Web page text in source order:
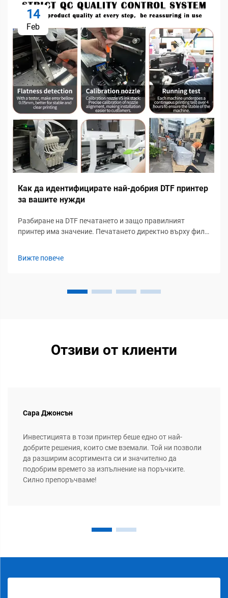
14
Feb
Как да идентифицирате най-добрия DTF принтер
за вашите нужди
Разбиране на DTF печатането и защо правилният
принтер има значение. Печатането директно върху филм
Вижте повече
Отзиви от клиенти
Сара Джонсън
Инвестицията в този принтер беше едно от най-
добрите решения, които сме вземали. Той ни позволи
да разширим асортимента си и значително да
подобрим времето за изпълнение на поръчките.
Силно препоръчваме!